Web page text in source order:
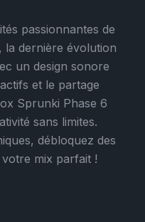
passionnantes de
la dernière évolution
un design sonore
et le partage
Sprunki Phase 6
sans limites.
débloquez des
mix parfait !